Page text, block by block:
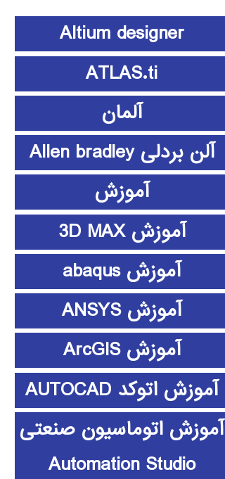
Altium designer
ATLAS.ti
آلمان
آلن بردلی Allen bradley
آموزش
آموزش 3D MAX
آموزش abaqus
آموزش ANSYS
آموزش ArcGIS
آموزش اتوکد AUTOCAD
آموزش اتوماسیون صنعتی
Automation Studio